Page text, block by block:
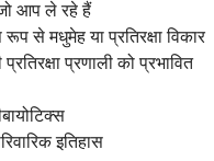
आप ले रहे हैं
रूप से मधुमेह या प्रतिरक्षा विकार
प्रणाली को प्रभावित
इतिहास